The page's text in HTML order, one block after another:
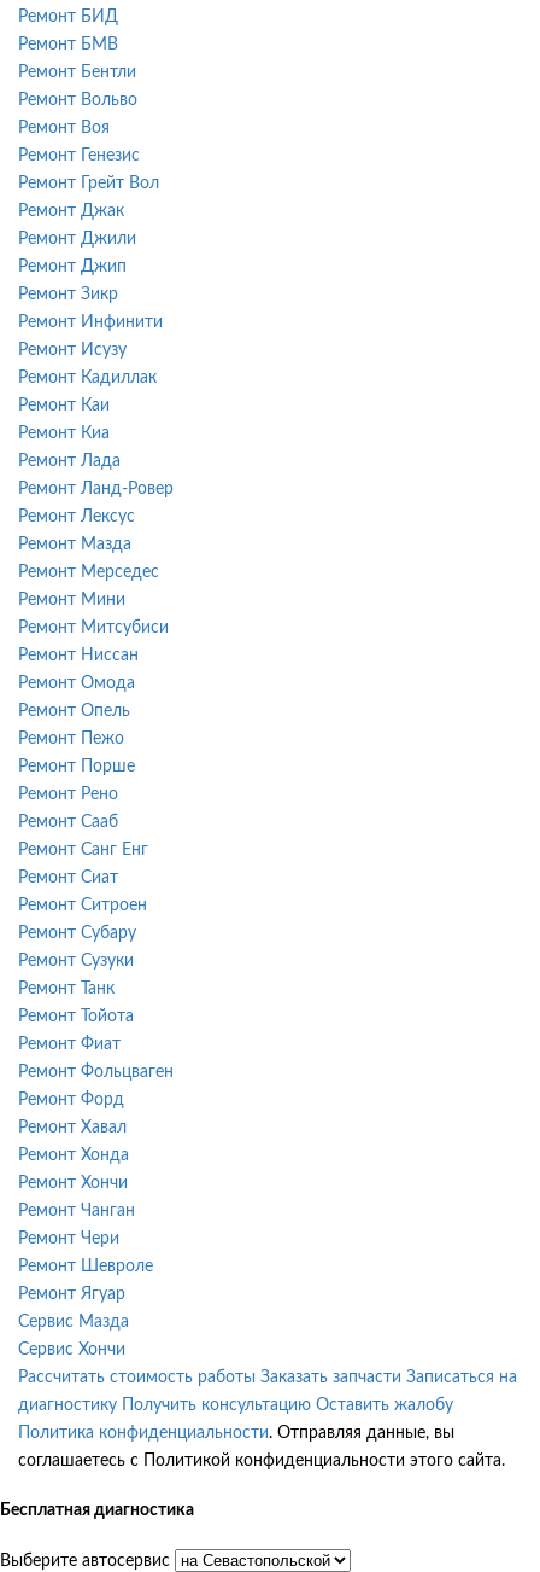
Ремонт БИД
Ремонт БМВ
Ремонт Бентли
Ремонт Вольво
Ремонт Воя
Ремонт Генезис
Ремонт Грейт Вол
Ремонт Джак
Ремонт Джили
Ремонт Джип
Ремонт Зикр
Ремонт Инфинити
Ремонт Исузу
Ремонт Кадиллак
Ремонт Каи
Ремонт Киа
Ремонт Лада
Ремонт Ланд-Ровер
Ремонт Лексус
Ремонт Мазда
Ремонт Мерседес
Ремонт Мини
Ремонт Митсубиси
Ремонт Ниссан
Ремонт Омода
Ремонт Опель
Ремонт Пежо
Ремонт Порше
Ремонт Рено
Ремонт Сааб
Ремонт Санг Енг
Ремонт Сиат
Ремонт Ситроен
Ремонт Субару
Ремонт Сузуки
Ремонт Танк
Ремонт Тойота
Ремонт Фиат
Ремонт Фольцваген
Ремонт Форд
Ремонт Хавал
Ремонт Хонда
Ремонт Хончи
Ремонт Чанган
Ремонт Чери
Ремонт Шевроле
Ремонт Ягуар
Сервис Мазда
Сервис Хончи
Рассчитать стоимость работы Заказать запчасти Записаться на
диагностику
Получить консультацию Оставить жалобу
Политика конфиденциальности. Отправляя данные, вы
соглашаетесь с Политикой конфиденциальности этого сайта.
Бесплатная диагностика
Выберите автосервис